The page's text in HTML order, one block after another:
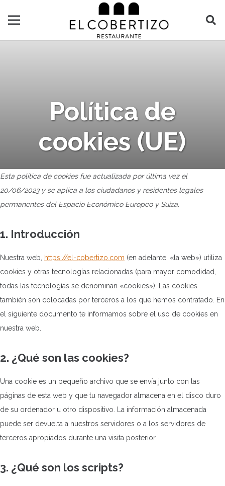
Política de
cookies (UE)
Esta política de cookies fue actualizada por última vez el
20/06/2023 y se aplica a los ciudadanos y residentes legales
permanentes del Espacio Económico Europeo y Suiza.
1. Introducción
Nuestra web, https://el-cobertizo.com (en adelante: «la web») utiliza
cookies y otras tecnologías relacionadas (para mayor comodidad,
todas las tecnologías se denominan «cookies»). Las cookies
también son colocadas por terceros a los que hemos contratado. En
el siguiente documento te informamos sobre el uso de cookies en
nuestra web.
2. ¿Qué son las cookies?
Una cookie es un pequeño archivo que se envía junto con las
páginas de esta web y que tu navegador almacena en el disco duro
de su ordenador u otro dispositivo. La información almacenada
puede ser devuelta a nuestros servidores o a los servidores de
terceros apropiados durante una visita posterior.
3. ¿Qué son los scripts?